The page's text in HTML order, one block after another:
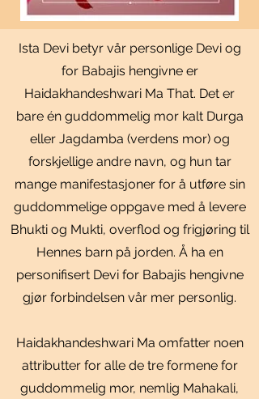
Ista Devi betyr vår personlige Devi og
for Babajis hengivne er
Haidakhandeshwari Ma That. Det er
bare én guddommelig mor kalt Durga
eller Jagdamba (verdens mor) og
forskjellige andre navn, og hun tar
mange manifestasjoner for å utføre sin
guddommelige oppgave med å levere
Bhukti og Mukti, overflod og frigjøring til
Hennes barn på jorden. Å ha en
personifisert Devi for Babajis hengivne
gjør forbindelsen vår mer personlig.
Haidakhandeshwari Ma omfatter noen
attributter for alle de tre formene for
guddommelig mor, nemlig Mahakali,